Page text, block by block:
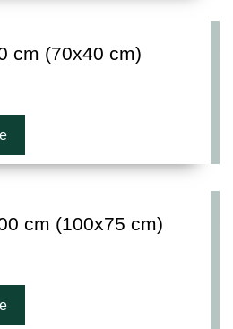
cm (70x40 cm)
cm (100x75 cm)